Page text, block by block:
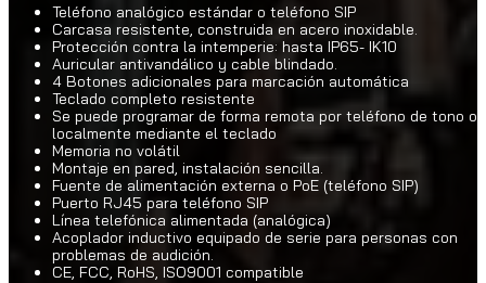
Teléfono analógico estándar o teléfono SIP
Carcasa resistente, construida en acero inoxidable.
Protección contra la intemperie: hasta IP65- IK10
Auricular antivandálico y cable blindado.
4 Botones adicionales para marcación automática
Teclado completo resistente
Se puede programar de forma remota por teléfono de tono o
localmente mediante el teclado
Memoria no volátil
Montaje en pared, instalación sencilla.
Fuente de alimentación externa o PoE (teléfono SIP)
Puerto RJ45 para teléfono SIP
Línea telefónica alimentada (analógica)
Acoplador inductivo equipado de serie para personas con
problemas de audición.
CE, FCC, RoHS, ISO9001 compatible